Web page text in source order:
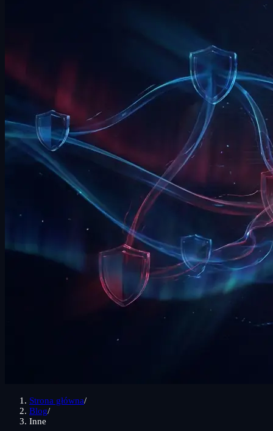
Strona główna/
Blog/
Inne